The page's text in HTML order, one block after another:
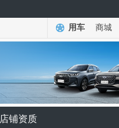
用车 商城
店铺资质